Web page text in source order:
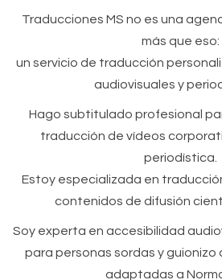
Traducciones MS no es una
más que eso:
un servicio de traducción
audiovisuales y
Hago subtitulado profesional
traducción de vídeos
periodística.
Estoy especializada en
contenidos de difusión
Soy experta en accesibilidad
para personas sordas y
adaptadas a Norma